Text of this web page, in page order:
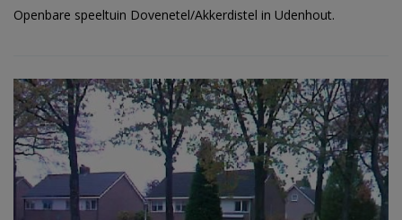
Openbare speeltuin Dovenetel/Akkerdistel in Udenhout.